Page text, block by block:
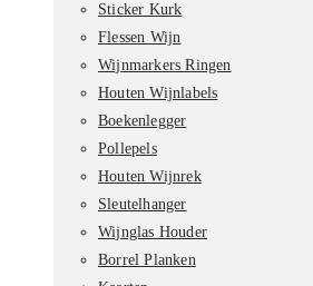
Sticker Kurk
Flessen Wijn
Wijnmarkers Ringen
Houten Wijnlabels
Boekenlegger
Pollepels
Houten Wijnrek
Sleutelhanger
Wijnglas Houder
Borrel Planken